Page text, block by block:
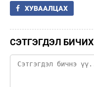
ХУВААЛЦАХ
СЭТГЭГДЭЛ БИЧИХ